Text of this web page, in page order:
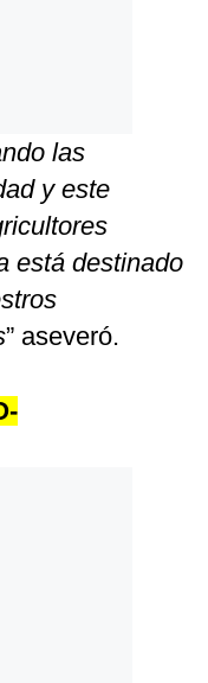
las
y este
está destinado
” aseveró.